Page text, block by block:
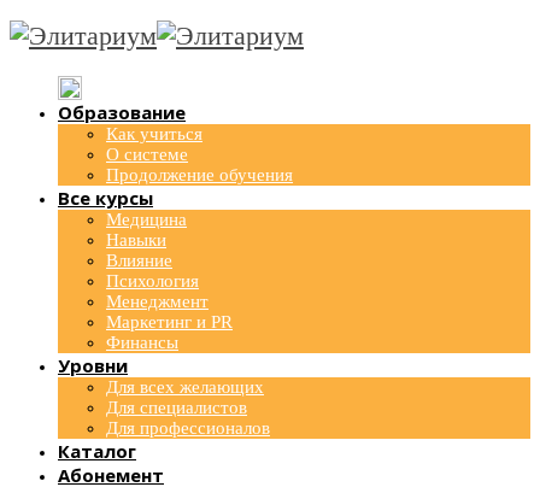
Образование
Как учиться
О системе
Продолжение обучения
Все курсы
Медицина
Навыки
Влияние
Психология
Менеджмент
Маркетинг и PR
Финансы
Уровни
Для всех желающих
Для специалистов
Для профессионалов
Каталог
Абонемент